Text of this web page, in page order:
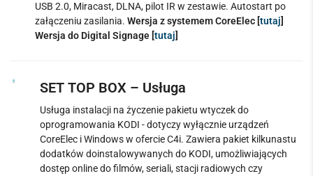
USB 2.0, Miracast, DLNA, pilot IR w zestawie. Autostart po
załączeniu zasilania. Wersja z systemem CoreElec [tutaj]
Wersja do Digital Signage [tutaj]
SET TOP BOX – Usługa
Usługa instalacji na życzenie pakietu wtyczek do
oprogramowania KODI - dotyczy wyłącznie urządzeń
CoreElec i Windows w ofercie C4i. Zawiera pakiet kilkunastu
dodatków doinstalowywanych do KODI, umożliwiających
dostęp online do filmów, seriali, stacji radiowych czy